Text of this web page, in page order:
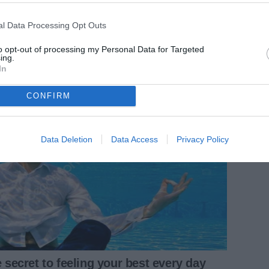
Data Processing Opt Outs
opt-out of processing my Personal Data for Targeted
CONFIRM
Data Deletion Data Access Privacy Policy